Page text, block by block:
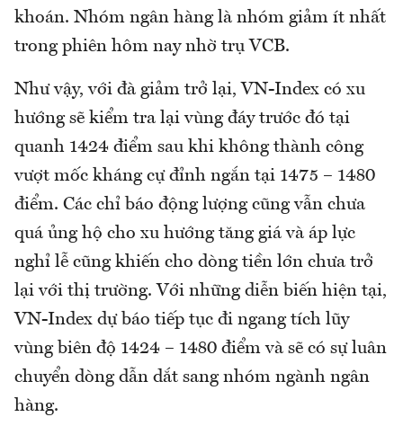
khoán. Nhóm ngân hàng là nhóm giảm ít nhất
trong phiên hôm nay nhờ trụ VCB.
Như vậy, với đà giảm trở lại, VN-Index có xu
hướng sẽ kiểm tra lại vùng đáy trước đó tại
quanh 1424 điểm sau khi không thành công
vượt mốc kháng cự đỉnh ngắn tại 1475 – 1480
điểm. Các chỉ báo động lượng cũng vẫn chưa
quá ủng hộ cho xu hướng tăng giá và áp lực
nghỉ lễ cũng khiến cho dòng tiền lớn chưa trở
lại với thị trường. Với những diễn biến hiện tại,
VN-Index dự báo tiếp tục đi ngang tích lũy
vùng biên độ 1424 – 1480 điểm và sẽ có sự luân
chuyển dòng dẫn dắt sang nhóm ngành ngân
hàng.